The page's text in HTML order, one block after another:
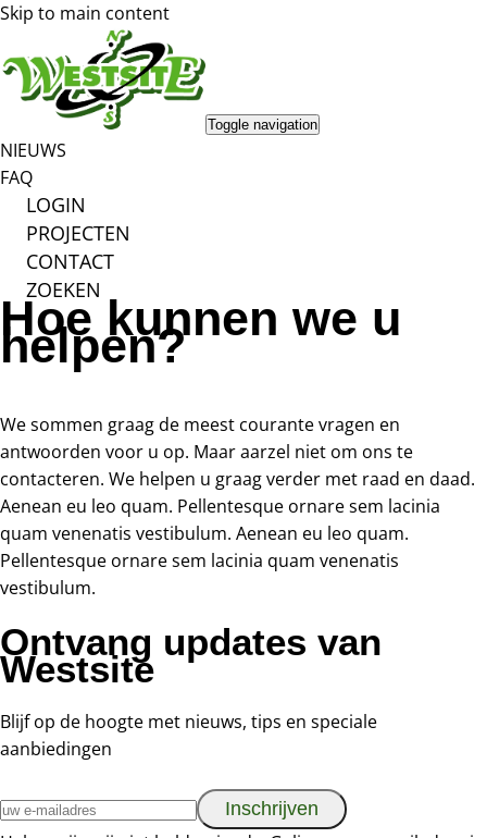
Skip to main content
Toggle navigation
NIEUWS
FAQ
LOGIN
PROJECTEN
CONTACT
ZOEKEN
Hoe kunnen we u
helpen?
We sommen graag de meest courante vragen en
antwoorden voor u op. Maar aarzel niet om ons te
contacteren. We helpen u graag verder met raad en daad.
Aenean eu leo quam. Pellentesque ornare sem lacinia
quam venenatis vestibulum. Aenean eu leo quam.
Pellentesque ornare sem lacinia quam venenatis
vestibulum.
Ontvang updates van
Westsite
Blijf op de hoogte met nieuws, tips en speciale
aanbiedingen
Inschrijven